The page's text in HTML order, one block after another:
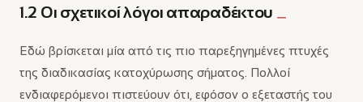
1.2 Οι σχετικοί λόγοι απαραδέκτου
Εδώ βρίσκεται μία από τις πιο παρεξηγημένες πτυχές
της διαδικασίας κατοχύρωσης σήματος. Πολλοί
ενδιαφερόμενοι πιστεύουν ότι, εφόσον ο εξεταστής του